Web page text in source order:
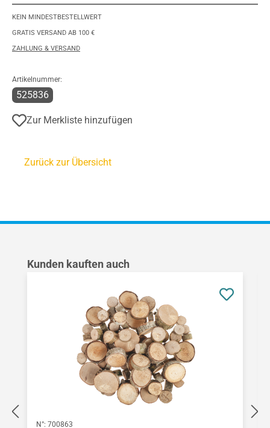
KEIN MINDESTBESTELLWERT
GRATIS VERSAND AB 100 €
ZAHLUNG & VERSAND
Artikelnummer:
525836
Zur Merkliste hinzufügen
Zurück zur Übersicht
Produktgalerie überspringen
Kunden kauften auch
N°: 700863